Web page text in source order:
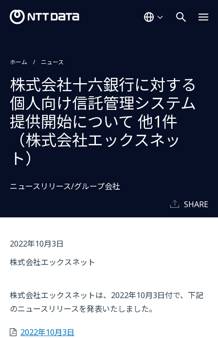
ホーム ニュース
株式会社十六銀行に対する
個人向け信託管理システム
提供開始について 他1件
（株式会社エックスネッ
ト）
ニュースリリース/グループ会社
SHARE
2022年10月3日
株式会社エックスネット
株式会社エックスネットは、2022年10月3日付で、下記
のニュースリリースを発表いたしました。
2022年10月3日